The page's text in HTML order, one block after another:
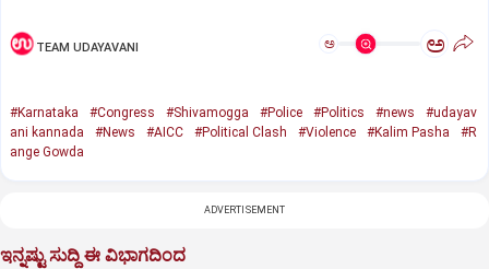
TEAM UDAYAVANI ಅ ಅ
#Karnataka #Congress #Shivamogga #Police #Politics #news
#udayav
ani kannada
#News #AICC #Political Clash #Violence #Kalim Pasha
#R
ange Gowda
ADVERTISEMENT
ಇನ್ನಷ್ಟು ಸುದ್ದಿ ಈ ವಿಭಾಗದಿಂದ